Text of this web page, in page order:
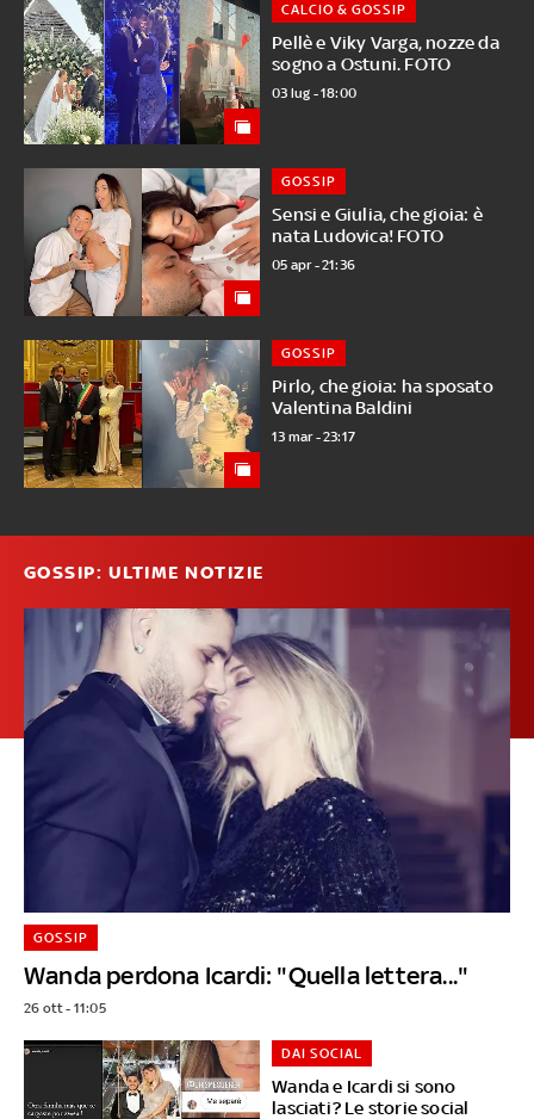
Pellè e Viky Varga, nozze da
sogno a Ostuni. FOTO
CALCIO & GOSSIP
03 lug - 18:00
Sensi e Giulia, che gioia: è
nata Ludovica! FOTO
GOSSIP
05 apr - 21:36
Pirlo, che gioia: ha sposato
Valentina Baldini
GOSSIP
13 mar - 23:17
GOSSIP: ULTIME NOTIZIE
Wanda perdona Icardi: "Quella lettera..."
GOSSIP
26 ott - 11:05
Wanda e Icardi si sono
lasciati? Le storie social
DAI SOCIAL